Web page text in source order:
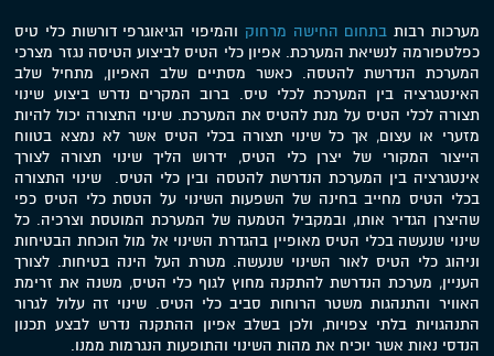
מערכות רבות בתחום החישה מרחוק והמיפוי הגיאוגרפי דורשות כלי טיס
כפלטפורמה לנשיאת המערכת. אפיון כלי הטיס לביצוע הטיסה נגזר מצרכי
המערכת הנדרשת להטסה. כאשר מסתיים שלב האפיון, מתחיל שלב
האינטגרציה בין המערכת לכלי טיס. ברוב המקרים נדרש ביצוע שינוי
תצורה לכלי הטיס על מנת להטיס את המערכת. שינוי התצורה יכול להיות
מזערי או עצום, אך כל שינוי תצורה בכלי הטיס אשר לא נמצא בטווח
הייצור המקורי של יצרן כלי הטיס, ידרוש הליך שינוי תצורה לצורך
אינטגרציה בין המערכת הנדרשת להטסה ובין כלי הטיס. שינוי התצורה
בכלי הטיס מחייב בחינה של השפעות השינוי על הטסת כלי הטיס כפי
שהיצרן הגדיר אותו, ובמקביל הטמעה של המערכת המוטסת וצרכיה. כל
שינוי שנעשה בכלי הטיס מאופיין בהגדרת השינוי אל מול הוכחת הבטיחות
וניהוג כלי הטיס לאור השינוי שנעשה. מטרת העל הינה בטיחות. לצורך
העניין, מערכת הנדרשת להתקנה מחוץ לגוף כלי הטיס, משנה את זרימת
האוויר והתנהגות משטר הרוחות סביב כלי הטיס. שינוי זה עלול לגרור
התנהגויות בלתי צפויות, ולכן בשלב אפיון ההתקנה נדרש לבצע תכנון
הנדסי נאות אשר יוכיח את מהות השינוי והתופעות הנגרמות ממנו.